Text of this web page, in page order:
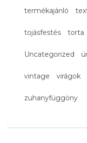
termékajánló
tojásfestés torta
Uncategorized
vintage virágok
zuhanyfüggöny